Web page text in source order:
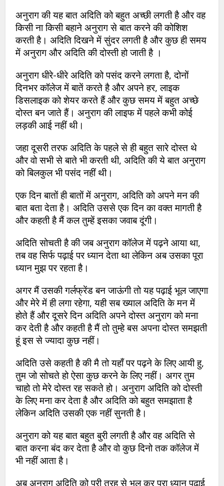
अनुराग की यह बात अदिति को बहुत अच्छी लगती है और वह
किसी ना किसी बहाने अनुराग से बात करने की कोशिश
करती है। अदिति दिखने में सुंदर लगती है और कुछ ही समय
में अनुराग और अदिति की दोस्ती हो जाती है ।
अनुराग धीरे-धीरे अदिति को पसंद करने लगता है, दोनों
दिनभर कॉलेज में बातें करते है और अपने हर, लाइक
डिसलाइक को शेयर करते हैं और कुछ समय में बहुत अच्छे
दोस्त बन जाते हैं। अनुराग की लाइफ में पहले कभी कोई
लड़की आई नहीं थी।
जहा दूसरी तरफ अदिति के पहले से ही बहुत सारे दोस्त थे
और वो सभी से बाते भी करती थी, अदिति की ये बात अनुराग
को बिलकुल भी पसंद नहीं थी।
एक दिन बातों ही बातों में अनुराग, अदिति को अपने मन की
बात बता देता है। अदिति उससे एक दिन का वक्त मागती है
और कहती है मैं कल तुम्हें इसका जवाब दूंगी।
अदिति सोचती है की जब अनुराग कॉलेज में पढ़ने आया था,
तब वह सिर्फ पढ़ाई पर ध्यान देता था लेकिन अब उसका पूरा
ध्यान मुझ पर रहता है।
अगर मैं उसकी गर्लफ्रेंड बन जाऊंगी तो यह पढ़ाई भूल जाएगा
और मेरे में ही लगा रहेगा, यही सब ख्याल अदिति के मन में
होते हैं और दूसरे दिन अदिति अपने दोस्त अनुराग को मना
कर देती है और कहती है मैं तो तुम्हे बस अपना दोस्त समझती
हूं इस से ज्यादा कुछ नहीं।
अदिति उसे कहती है की मै तो यहाँ पर पढ़ने के लिए आयी हु,
तुम जो सोचते हो ऐसा कुछ करने के लिए नहीं। अगर तुम
चाहो तो मेरे दोस्त रह सकते हो। अनुराग अदिति को दोस्ती
के लिए मना कर देता है और अदिति को बहुत समझाता है
लेकिन अदिति उसकी एक नहीं सुनती है।
अनुराग को यह बात बहुत बुरी लगती है और वह अदिति से
बात करना बंद कर देता है और वो कुछ दिनो तक कॉलेज में
भी नहीं आता है।
अब अनुराग अदिति को पूरी तरह से भूल कर पूरा ध्यान पढ़ाई